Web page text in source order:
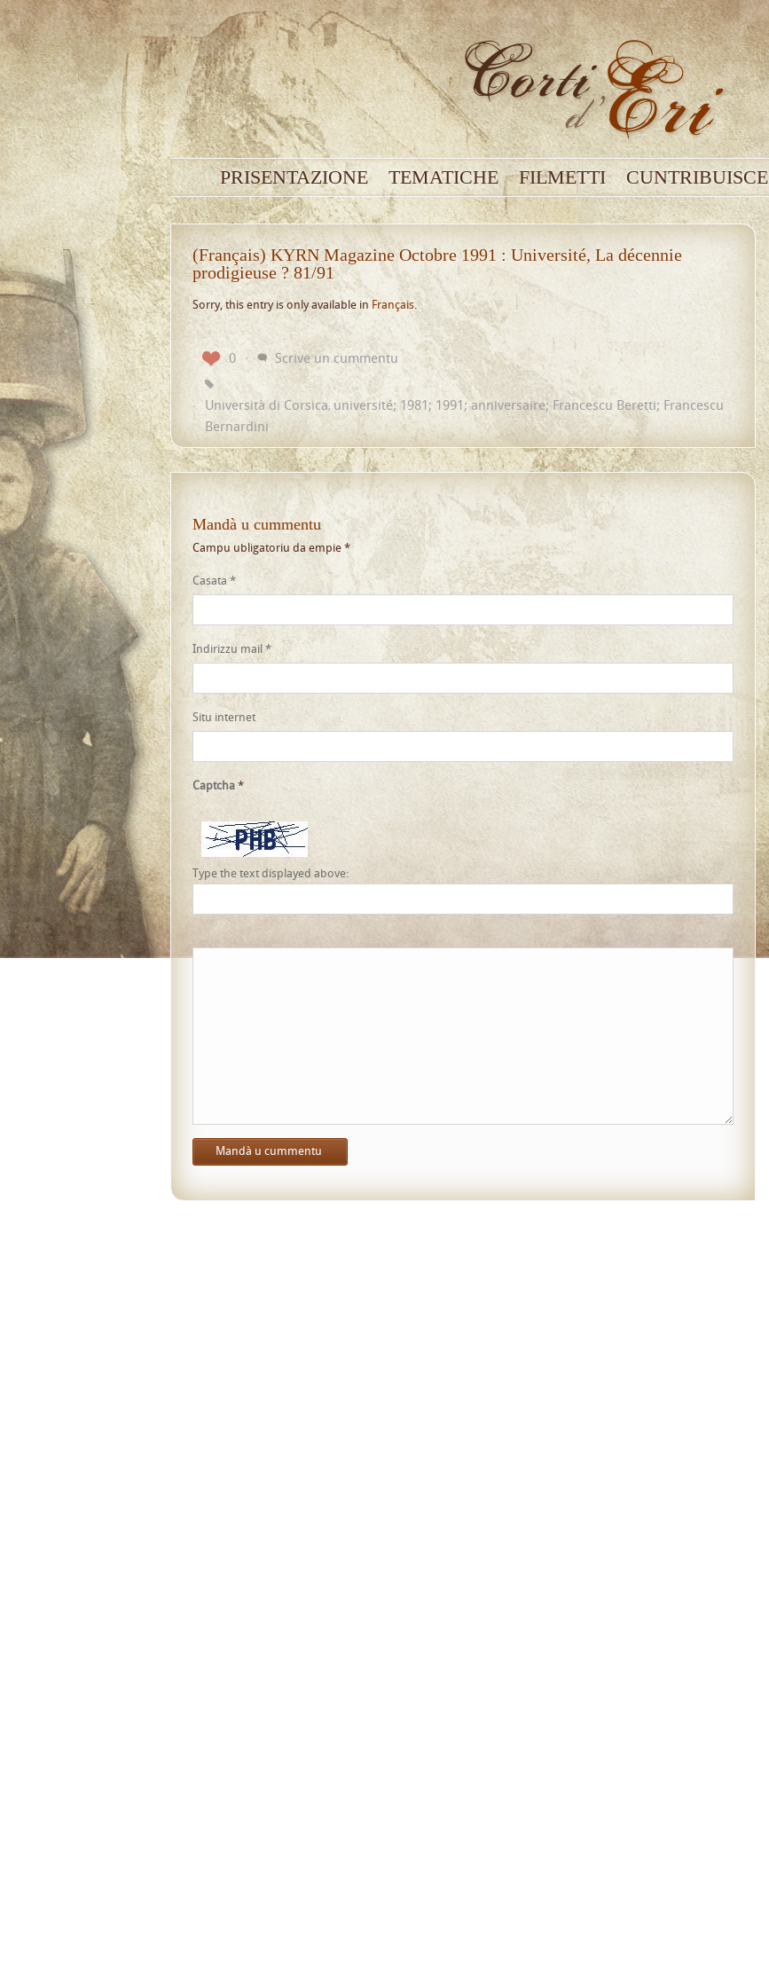
PRISENTAZIONE TEMATICHE FILMETTI CUNTRIBUISCE
(Français) KYRN Magazine Octobre 1991 : Université, La décennie
prodigieuse ? 81/91
Sorry, this entry is only available in Français.
0 Scrive un cummentu
Università di Corsica, université; 1981; 1991; anniversaire; Francescu Beretti; Francescu
Bernardini
Mandà u cummentu
Campu ubligatoriu da empie*
Casata *
Indirizzu mail*
Situ internet
Captcha*
Type the text displayed above: